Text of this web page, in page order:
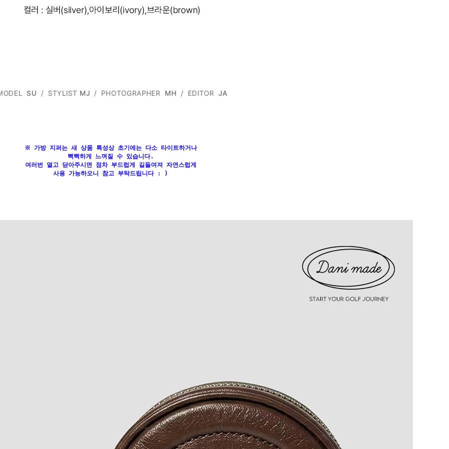
※ 가방 지퍼는 새 상품 특성상 초기에는 다소 타이트하거나
뻑뻑하게 느껴질 수 있습니다.
여러번 열고 닫아주시면 점차 부드럽게 길들여져 자연스럽게
사용 가능하오니 참고 부탁드립니다 : )